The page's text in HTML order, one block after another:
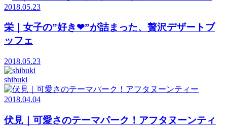
2018.05.23
栄｜女子の”好き❤”が詰まった、贅沢デザートブ
ッフェ
2018.05.23
shibuki
2018.04.04
伏見｜可愛さのテーマパーク！アフタヌーンティ